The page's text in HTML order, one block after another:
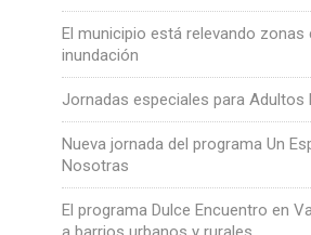
El municipio está relevando zonas
inundación
Jornadas especiales para Adultos
Nueva jornada del programa Un
Nosotras
El programa Dulce Encuentro en